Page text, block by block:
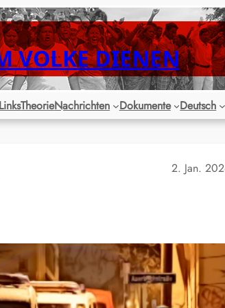
VOLKE DIENEN
TheorieNachrichten Dokumente Deutsch
2. Jan.